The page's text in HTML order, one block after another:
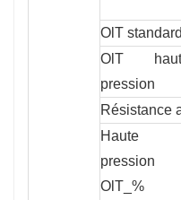
OlT standard
OlT
pression
Résistance
Haute
pression
OlT_%